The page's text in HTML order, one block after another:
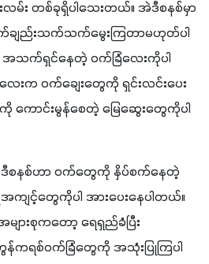
းလမ်း တစ်ခုရှိပါသေးတယ်။ အဲဒီစနစ်မှာ
ချည်းသက်သက်မွေးကြတာမဟုတ်ပါ
အသက်ရှင်နေတဲ့ ဝက်ခြံလေးကိုပါ
ေးက ဝက်ချေးတွေကို ရှင်းလင်းပေး
ကောင်းမွန်စေတဲ့ မြေဆွေးတွေကိုပါ
စနစ်ဟာ ဝက်တွေကို နှိပ်စက်နေတဲ့
ျင့်တွေကိုပါ အားပေးနေပါတယ်။
ားစုကတော့ ရေရှည်ခံပြီး
ရစ်ဝက်ခြံတွေကို အသုံးပြုကြပါ